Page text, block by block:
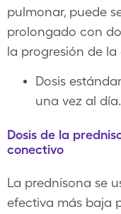
pulmonar, puede
prolongado con
la progresión de la
Dosis
una vez al día.
Dosis de la
conectivo
La prednisona se
efectiva más baja